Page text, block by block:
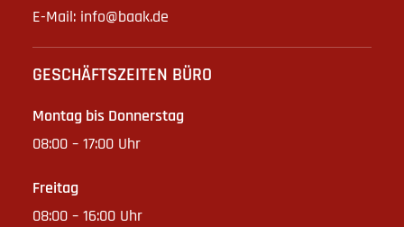
E-Mail: info@baak.de
GESCHÄFTSZEITEN BÜRO
Montag bis Donnerstag
08:00 – 17:00 Uhr
Freitag
08:00 – 16:00 Uhr